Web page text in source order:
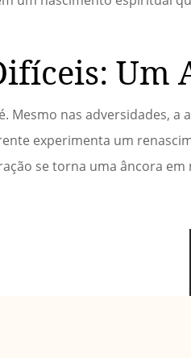
Um
Mesmo nas adversidades, a
experimenta um
se torna uma âncora